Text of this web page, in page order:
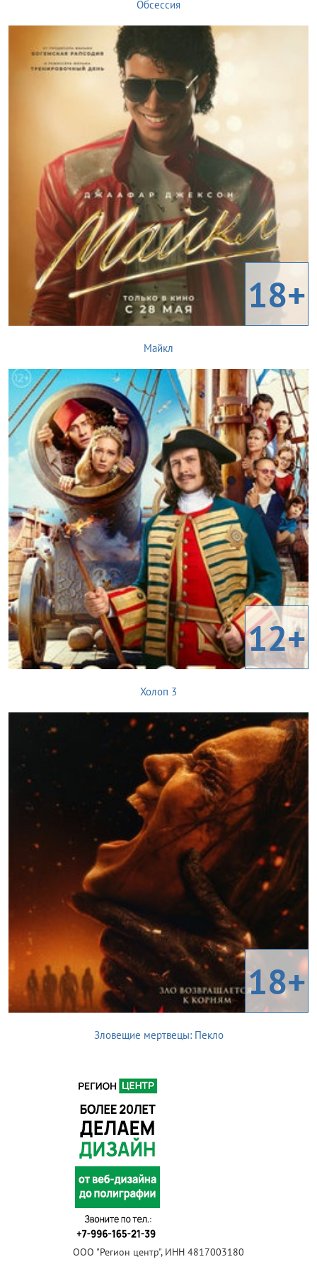
Обсессия
18+
Майкл
12+
Холоп 3
18+
Зловещие мертвецы: Пекло
ООО "Регион центр", ИНН 4817003180